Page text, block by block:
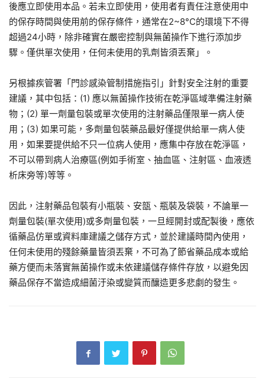
後應立即使用本品。若未立即使用，使用者有責任注意使用中
的保存時間與使用前的保存條件，通常在2~8°C的環境下不得
超過24小時，除非確實在嚴密控制與無菌操作下進行添加步
驟。僅供單次使用，任何未使用的乳劑皆須丟棄」。
另根據疾管署「門診感染管制措施指引」針對安全注射的重要
建議，其中包括：(1) 應以無菌操作技術在乾淨區域準備注射藥
物；(2) 單一劑量包裝或單次使用的注射藥品僅限單一病人使
用；(3) 如果可能，多劑量包裝藥品最好僅提供給單一病人使
用，如果要提供給不只一位病人使用，應集中存放在乾淨區，
不可以帶到病人治療區(例如手術室、抽血區、注射區、血液透
析床旁等)等等。
因此，注射藥品包裝有小瓶裝、安瓿、瓶裝及袋裝，不論單一
劑量包裝(單次使用)或多劑量包裝，一旦經開封或配製後，應依
循藥品仿單或資料庫建議之儲存方式，並於建議時間內使用，
任何未使用的殘餘藥量皆須丟棄，不可為了節省藥品成本或給
藥方便而未落實無菌操作或未依建議儲存條件存放，以避免因
藥品保存不當造成細菌汙染或變質而釀造更多悲劇的發生。